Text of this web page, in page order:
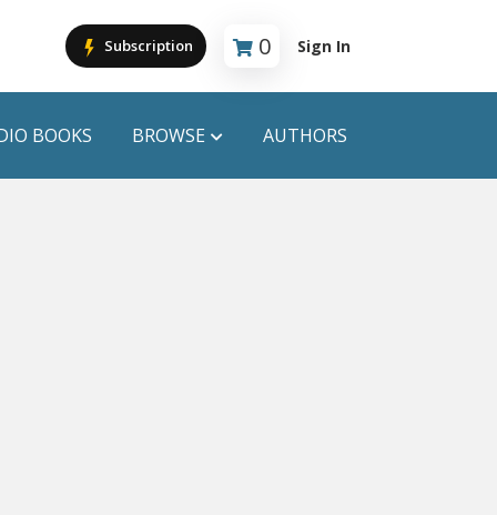
Subscription 0
Cart is empty
Sign In
BOOKS BROWSE AUTHORS